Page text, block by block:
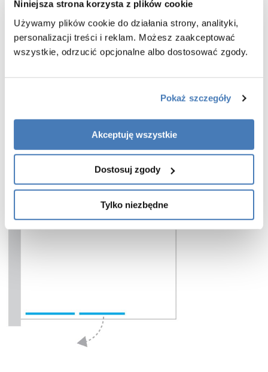
Niniejsza strona korzysta z plików cookie
Używamy plików cookie do działania strony, analityki,
personalizacji treści i reklam. Możesz zaakceptować
wszystkie, odrzucić opcjonalne albo dostosować zgody.
Pokaż szczegóły
Akceptuję wszystkie
Dostosuj zgody
Tylko niezbędne
stanowi potwierdzenie jej wysokiej jakości i dbałości o każdy detal. To
połączenie estetyki, funkcjonalności i trwałości, które doskonale sprawdzi
się w nowoczesnych aranżacjach.
Charakterystyka parawanu wannowego Nesta wykończenie złoty
- bezpieczne szkło hartowane przeźroczyste o grubości 6 mm
- szkło zabezpieczone powłoką Active Shield 2.0 (zapobiega osadzaniu
- szybki montaż